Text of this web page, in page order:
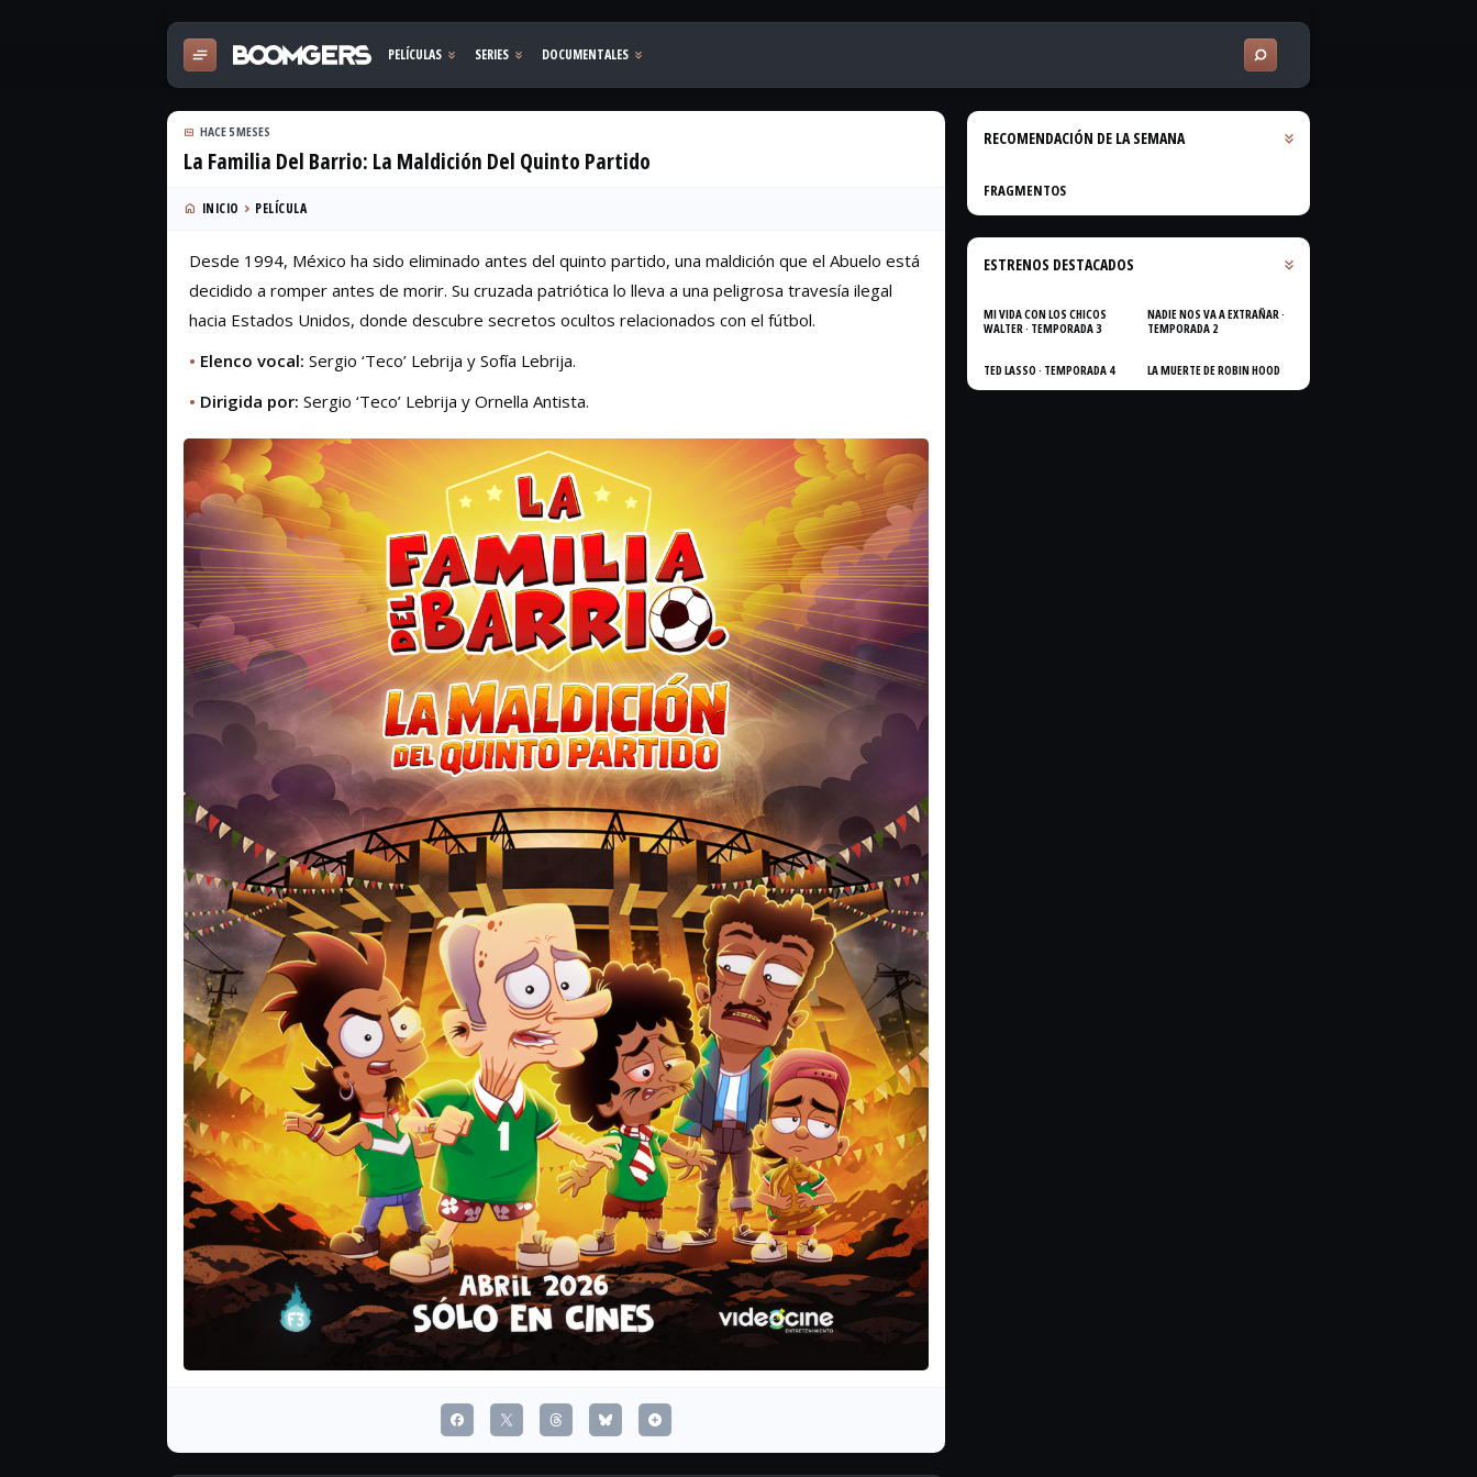
HACE 5 MESES
La Familia Del Barrio: La Maldición Del Quinto Partido
INICIO PELÍCULA
Desde 1994, México ha sido eliminado antes del quinto partido, una maldición que el Abuelo está
decidido a romper antes de morir. Su cruzada patriótica lo lleva a una peligrosa travesía ilegal
hacia Estados Unidos, donde descubre secretos ocultos relacionados con el fútbol.
• Elenco vocal: Sergio ‘Teco’ Lebrija y Sofía Lebrija.
• Dirigida por: Sergio ‘Teco’ Lebrija y Ornella Antista.
RECOMENDACIÓN DE LA SEMANA
FRAGMENTOS
ESTRENOS DESTACADOS
MI VIDA CON LOS CHICOS
WALTER · TEMPORADA 3
NADIE NOS VA A EXTRAÑAR ·
TEMPORADA 2
TED LASSO · TEMPORADA 4 LA MUERTE DE ROBIN HOOD